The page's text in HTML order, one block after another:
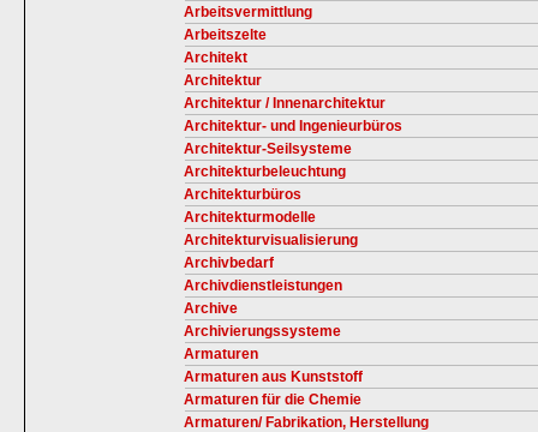
Arbeitsvermittlung
Arbeitszelte
Architekt
Architektur
Architektur / Innenarchitektur
Architektur- und Ingenieurbüros
Architektur-Seilsysteme
Architekturbeleuchtung
Architekturbüros
Architekturmodelle
Architekturvisualisierung
Archivbedarf
Archivdienstleistungen
Archive
Archivierungssysteme
Armaturen
Armaturen aus Kunststoff
Armaturen für die Chemie
Armaturen/ Fabrikation, Herstellung